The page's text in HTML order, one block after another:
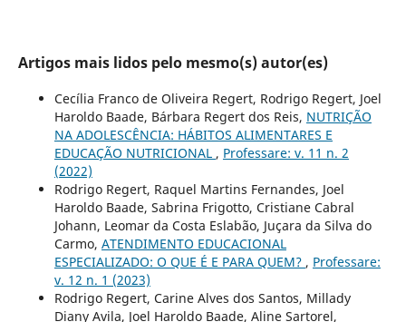
Artigos mais lidos pelo mesmo(s) autor(es)
Cecília Franco de Oliveira Regert, Rodrigo Regert, Joel
Haroldo Baade, Bárbara Regert dos Reis, NUTRIÇÃO
NA ADOLESCÊNCIA: HÁBITOS ALIMENTARES E
EDUCAÇÃO NUTRICIONAL , Professare: v. 11 n. 2
(2022)
Rodrigo Regert, Raquel Martins Fernandes, Joel
Haroldo Baade, Sabrina Frigotto, Cristiane Cabral
Johann, Leomar da Costa Eslabão, Juçara da Silva do
Carmo, ATENDIMENTO EDUCACIONAL
ESPECIALIZADO: O QUE É E PARA QUEM? , Professare:
v. 12 n. 1 (2023)
Rodrigo Regert, Carine Alves dos Santos, Millady
Diany Avila, Joel Haroldo Baade, Aline Sartorel,